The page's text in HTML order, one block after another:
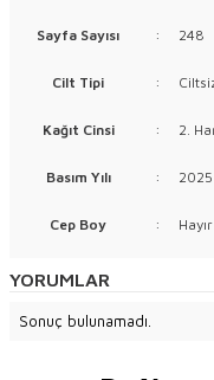
Sayfa Sayısı : 248
Cilt Tipi :
Kağıt Cinsi : 2.
Basım Yılı : 2025
Cep Boy : Hayır
YORUMLAR
Sonuç bulunamadı.